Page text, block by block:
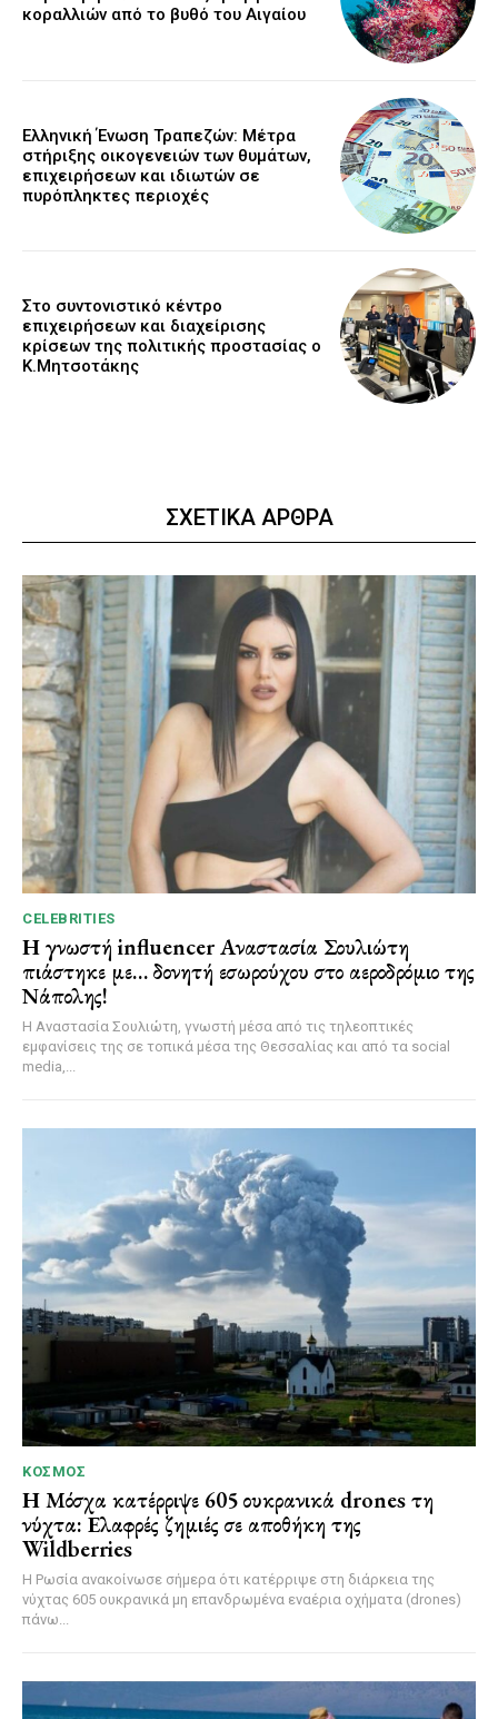
κοραλλιών από το βυθό του Αιγαίου
Ελληνική Ένωση Τραπεζών: Μέτρα
στήριξης οικογενειών των θυμάτων,
επιχειρήσεων και ιδιωτών σε
πυρόπληκτες περιοχές
Στο συντονιστικό κέντρο
επιχειρήσεων και διαχείρισης
κρίσεων της πολιτικής προστασίας ο
Κ.Μητσοτάκης
ΣΧΕΤΙΚΑ ΑΡΘΡΑ
CELEBRITIES
Η γνωστή influencer Αναστασία Σουλιώτη
πιάστηκε με… δονητή εσωρούχου στο αεροδρόμιο της
Νάπολης!
Η Αναστασία Σουλιώτη, γνωστή μέσα από τις τηλεοπτικές
εμφανίσεις της σε τοπικά μέσα της Θεσσαλίας και από τα social
media,...
ΚΌΣΜΟΣ
Η Μόσχα κατέρριψε 605 ουκρανικά drones τη
νύχτα: Ελαφρές ζημιές σε αποθήκη της
Wildberries
Η Ρωσία ανακοίνωσε σήμερα ότι κατέρριψε στη διάρκεια της
νύχτας 605 ουκρανικά μη επανδρωμένα εναέρια οχήματα (drones)
πάνω...